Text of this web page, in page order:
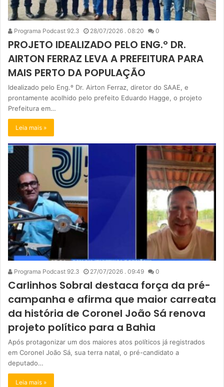
Programa Podcast 92.3 28/07/2026 . 08:20 0
PROJETO IDEALIZADO PELO ENG.º DR.
AIRTON FERRAZ LEVA A PREFEITURA PARA
MAIS PERTO DA POPULAÇÃO
Idealizado pelo Eng.º Dr. Airton Ferraz, diretor do SAAE, e
prontamente acolhido pelo prefeito Eduardo Hagge, o projeto
Prefeitura em…
Leia mais »
Programa Podcast 92.3 27/07/2026 . 09:49 0
Carlinhos Sobral destaca força da pré-
campanha e afirma que maior carreata
da história de Coronel João Sá renova
projeto político para a Bahia
Após protagonizar um dos maiores atos políticos já registrados
em Coronel João Sá, sua terra natal, o pré-candidato a
deputado…
Leia mais »